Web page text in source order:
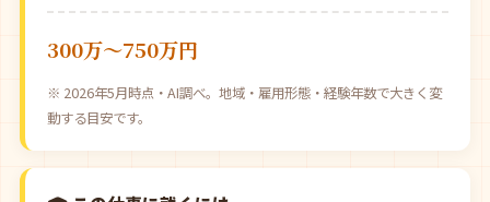
300万〜750万円
※ 2026年5月時点・AI調べ。地域・雇用形態・経験年数で大きく変
動する目安です。